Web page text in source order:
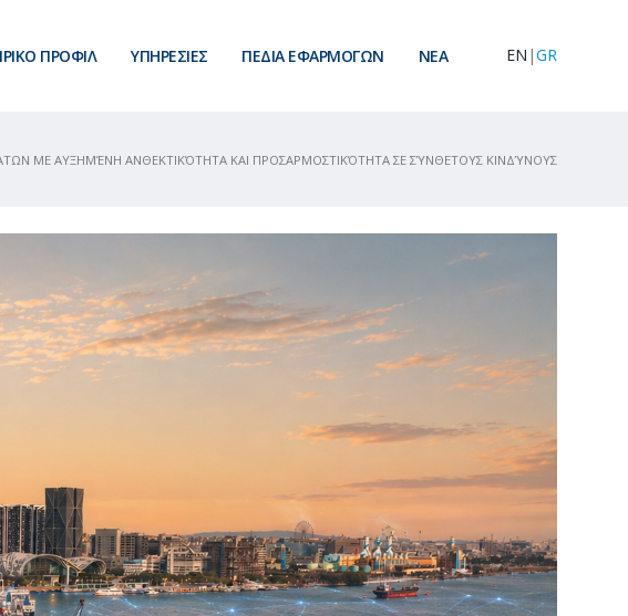
ΠΡΟΦΙΛ ΥΠΗΡΕΣΙΕΣ ΠΕΔΙΑ ΕΦΑΡΜΟΓΩΝ ΝEA EN |GR
ΜΕ ΑΥΞΗΜΈΝΗ ΑΝΘΕΚΤΙΚΌΤΗΤΑ ΚΑΙ ΠΡΟΣΑΡΜΟΣΤΙΚΌΤΗΤΑ ΣΕ ΣΎΝΘΕΤΟΥΣ ΚΙΝΔΎΝΟΥΣ